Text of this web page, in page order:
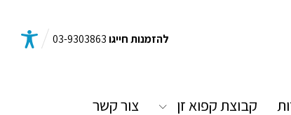
להזמנות חייגו03-9303863
קבוצת קפוא זן צור קשר